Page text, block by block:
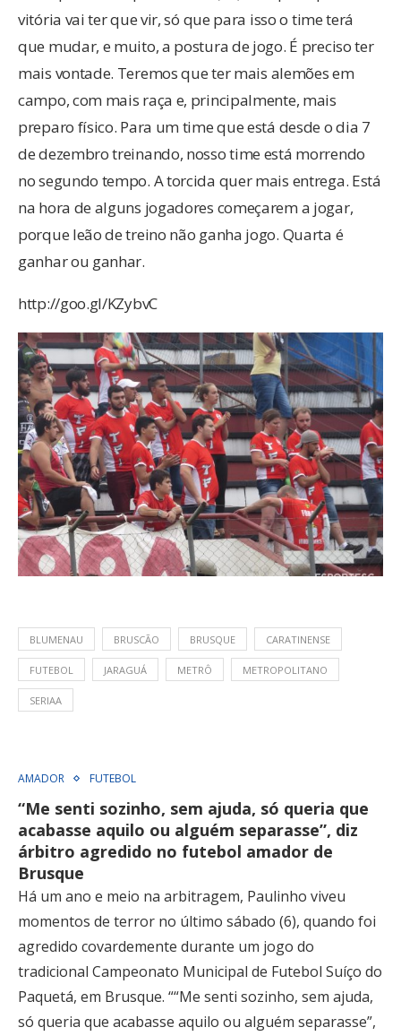
vitória vai ter que vir, só que para isso o time terá
que mudar, e muito, a postura de jogo. É preciso ter
mais vontade. Teremos que ter mais alemões em
campo, com mais raça e, principalmente, mais
preparo físico. Para um time que está desde o dia 7
de dezembro treinando, nosso time está morrendo
no segundo tempo. A torcida quer mais entrega. Está
na hora de alguns jogadores começarem a jogar,
porque leão de treino não ganha jogo. Quarta é
ganhar ou ganhar.
http://goo.gl/KZybvC
BLUMENAU BRUSCÃO BRUSQUE CARATINENSE
FUTEBOL JARAGUÁ METRÔ METROPOLITANO
SERIAA
AMADOR FUTEBOL
“Me senti sozinho, sem ajuda, só queria que
acabasse aquilo ou alguém separasse”, diz
árbitro agredido no futebol amador de
Brusque
Há um ano e meio na arbitragem, Paulinho viveu
momentos de terror no último sábado (6), quando foi
agredido covardemente durante um jogo do
tradicional Campeonato Municipal de Futebol Suíço do
Paquetá, em Brusque. ““Me senti sozinho, sem ajuda,
só queria que acabasse aquilo ou alguém separasse”,